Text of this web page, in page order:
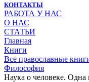
КОНТАКТЫ
РАБОТА У НАС
О НАС
СТАТЬИ
Главная
Книги
Все православные
Философия
Наука о человеке.